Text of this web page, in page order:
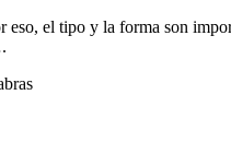
el tipo y la forma son